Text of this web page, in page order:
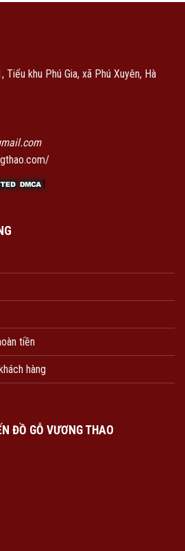
Tiểu khu Phú Gia, xã Phú Xuyên, Hà
tiền
hàng
ĐỒ GỖ VƯƠNG THAO